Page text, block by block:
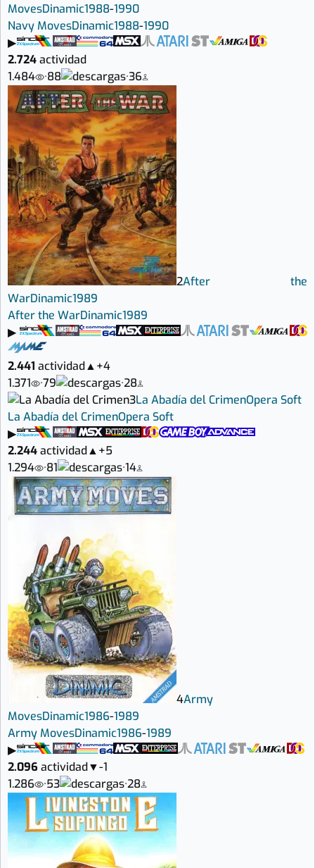
MovesDinamic1988-1990
Navy MovesDinamic1988-1990
▶
2.724actividad
1.484
·88 ·36
2After the
WarDinamic1989
After the WarDinamic1989
▶
2.441 actividad▲+4
1.371
·79 ·28
3La Abadía del CrimenOpera Soft
La Abadía del CrimenOpera Soft
▶
2.244actividad▲+5
1.294
·81 ·14
4Army
MovesDinamic1986-1989
Army MovesDinamic1986-1989
▶
2.096 actividad▼-1
1.286
·53 ·28